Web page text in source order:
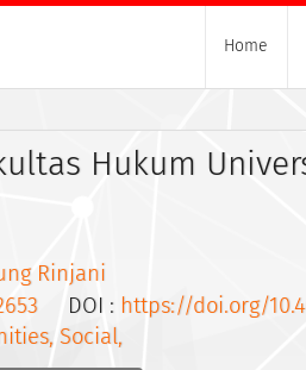
Home
Hukum
Rinjani
DOI : https://doi.org/
Social,